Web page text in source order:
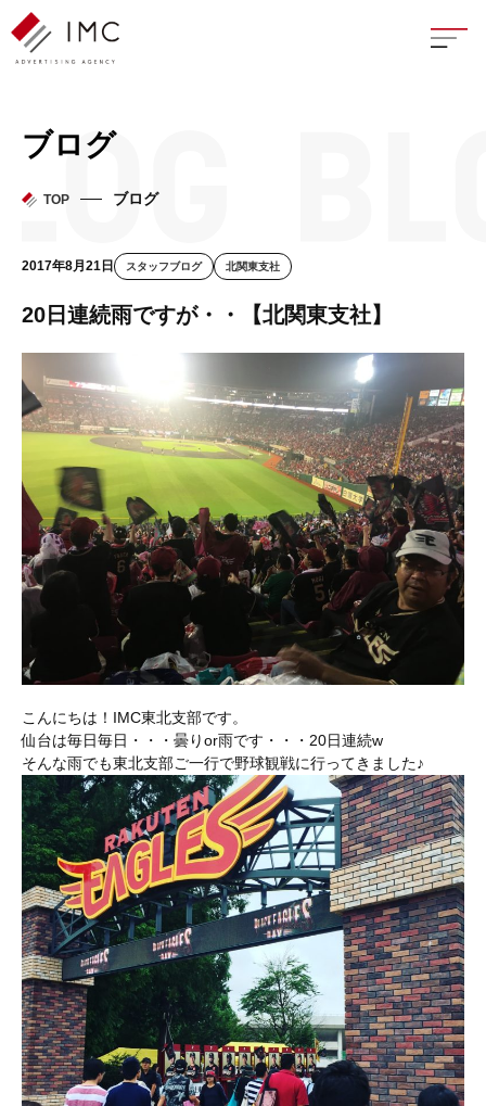
座談
イン
フェ
ブログ
TOP ブログ
2017年8月21日 スタッフブログ 北関東支社
20日連続雨ですが・・【北関東支社】
こんにちは！IMC東北支部です。
仙台は毎日毎日・・・曇りor雨です・・・20日連続w
そんな雨でも東北支部ご一行で野球観戦に行ってきました♪